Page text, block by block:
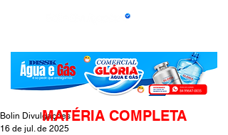
Bolin Divulgações
16 de jul. de 2025
MATÉRIA COMPLETA